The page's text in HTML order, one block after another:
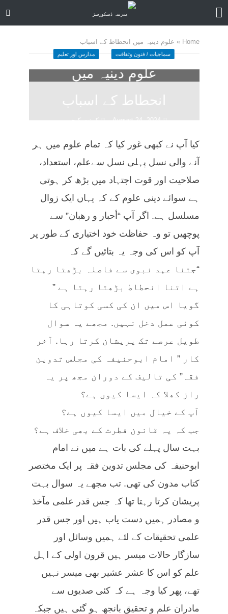
Home
» علوم دینیہ میں انحطاط کے اسباب
سماجیات / فنون وثقافت مدارس اور تعلیم
علوم دینیہ میں
انحطاط کے اسباب
August 24, 2024
کمنت کیجے
کیا آپ نے کبھی غور کیا کہ تمام علوم میں ہر
آنے والی نسل پہلی نسل سےعلم، استعداد،
صلاحیت اور قوت اجتہاد میں بڑھ کر ہوتی
ہے سوائے دینی علوم کے کہ یہاں ایک زوال
مسلسل ہے. اگر آپ “أحبار و رھبان” سے
پوچھیں تو وہ حفاظت خود اختیاری کے طور پر
آپ کو اس کی وجہ یہ بتائیں گے کہ
“جتنا عہد نبوی سے فاصلہ بڑھتا رہتا
ہے اتنا انحطاط بڑھتا رہتا ہے ”
گویا اس میں ان کی کسی کوتاہی کا
کوئی عمل دخل نہیں. مجھے یہ سوال
طویل عرصے تک پریشان کرتا رہا. آخر
کار ” امام ابوحنیفہ کی مجلس تدوین
فقہ” کی تالیف کے دوران مجھ پر یہ
راز کھلا کہ ایسا کیوں ہے؟
آپ کے خیال میں ایسا کیوں ہے؟
جب کہ یہ قانون فطرت کے بھی خلاف ہے؟
بہت سال پہلے کی بات ہے میں نے امام
ابوحنیفہ کی مجلس تدوین فقہ پر ایک مختصر
کتاب مدون کی تھی. تب مجھے یہ سوال بہت
پریشان کرتا رہتا تھا کہ جس قدر علمی مآخذ
و مصادر ہمیں دست یاب ہیں اور جس قدر
علمی تحقیقات کے لئے ہمیں وسائل اور
سازگار حالات میسر ہیں قرون اولی کے اہل
علم کو اس کا عشر عشیر بھی میسر نہیں
تھے، پھر کیا وجہ ہے کہ کئی صدیوں سے
مادران علم و تحقیق بانجھ ہو گئی ہیں جبکہ